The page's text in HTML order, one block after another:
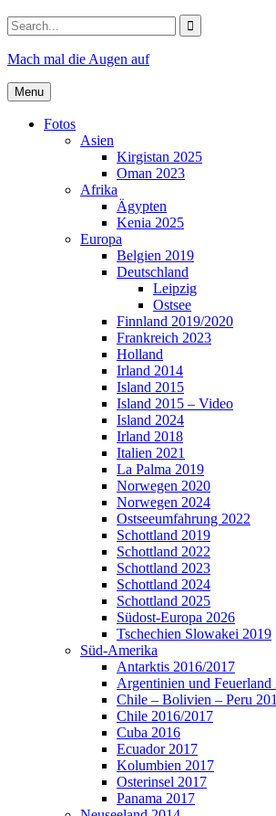
Search
for:
Mach mal die Augen auf
Menu
Fotos
Asien
Kirgistan 2025
Oman 2023
Afrika
Ägypten
Kenia 2025
Europa
Belgien 2019
Deutschland
Leipzig
Ostsee
Finnland 2019/2020
Frankreich 2023
Holland
Irland 2014
Island 2015
Island 2015 – Video
Island 2024
Irland 2018
Italien 2021
La Palma 2019
Norwegen 2020
Norwegen 2024
Ostseeumfahrung 2022
Schottland 2019
Schottland 2022
Schottland 2023
Schottland 2024
Schottland 2025
Südost-Europa 2026
Tschechien Slowakei 2019
Süd-Amerika
Antarktis 2016/2017
Argentinien und Feuerland
Chile – Bolivien – Peru
Chile 2016/2017
Cuba 2016
Ecuador 2017
Kolumbien 2017
Osterinsel 2017
Panama 2017